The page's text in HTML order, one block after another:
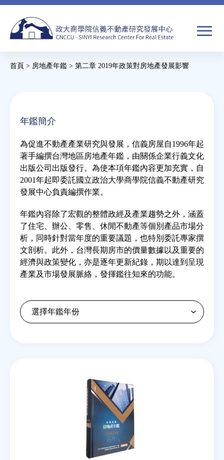
Jump
navigation
表
搜
焦點新聞
教育推廣
房市分析
研究獎勵
房地產年鑑
電子報
這
首頁 > 房地產年鑑 > 第二章 2019年政策對房地產發展影響
年鑑簡介
為促進不動產產業研究與發展，信義房屋自1996年起
著手編撰台灣地區房地產年鑑，由關係企業行義文化
出版公司出版發行。為使本項年鑑內容更加充實，自
2001年起即委託國立政治大學商學院信義不動產研究
發展中心負責編撰作業。
年鑑內容除了宏觀的整體政經及產業趨勢之外，涵蓋
了住宅、辦公、零售、休閒不動產等個別產品市場分
析，同時針對當年度的重要議題，也特別委託專家撰
文剖析。此外，台灣長期房市的價量數據以及重要的
經濟與政策變化，亦是逐年更新紀錄，期以達到呈現
產業及市場發展脈絡，發揮鑑往知來的功能。